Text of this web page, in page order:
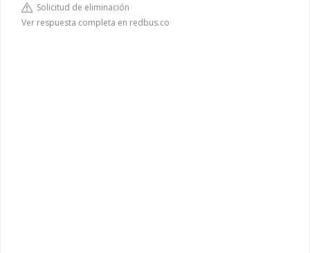
Solicitud de eliminación
Ver respuesta completa en redbus.co